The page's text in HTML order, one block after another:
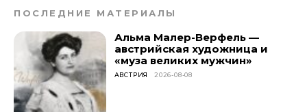
ПОСЛЕДНИЕ МАТЕРИАЛЫ
Альма Малер-Верфель —
австрийская художница и
«муза великих мужчин»
АВСТРИЯ 2026-08-08